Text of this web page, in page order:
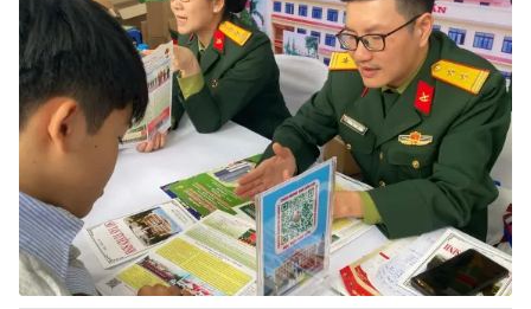
VTV Money VTV Thể thao
VTV Sức khoẻ Bất động sản
Thị trường 24h Tấm lòng Việt
VTV4 Vươn mình bằng AI